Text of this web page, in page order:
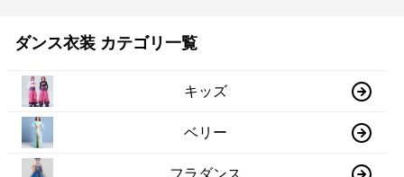
ダンス衣装 カテゴリ一覧
キッズ
ベリー
フラダンス